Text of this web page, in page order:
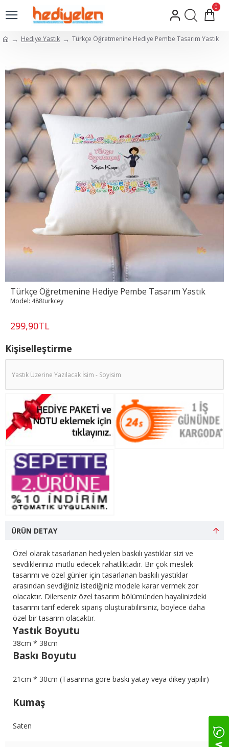
0
Hediye Yastık Türkçe Öğretmenine Hediye Pembe Tasarım Yastık
Türkçe Öğretmenine Hediye Pembe Tasarım Yastık
299,90TL
Model: 488turkcey
Kişiselleştirme
ÜRÜN DETAY
Özel olarak tasarlanan hediyelen baskılı yastıklar sizi ve
sevdiklerinizi mutlu edecek rahatlıktadır. Bir çok meslek
tasarımı ve özel günler için tasarlanan baskılı yastıklar
arasından sevdiğiniz istediğiniz modele karar vermek zor
olacaktır. Dilerseniz özel tasarım bölümünden hayalinizdeki
tasarımı tarif ederek sipariş oluşturabilirsiniz, böylece daha
özel bir tasarım olacaktır.
Yastık Boyutu
38cm * 38cm
Baskı Boyutu
21cm * 30cm (Tasarıma göre baskı yatay veya dikey yapılır)
Kumaş
Saten